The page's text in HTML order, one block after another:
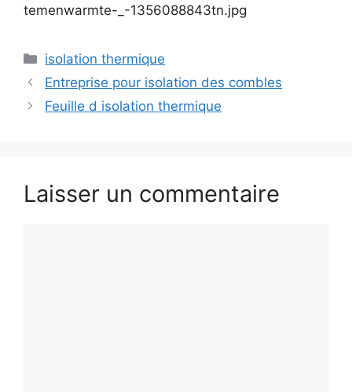
temenwarmte-_-1356088843tn.jpg
Catégories
isolation thermique
Entreprise pour isolation des combles
Feuille d isolation thermique
Laisser un commentaire